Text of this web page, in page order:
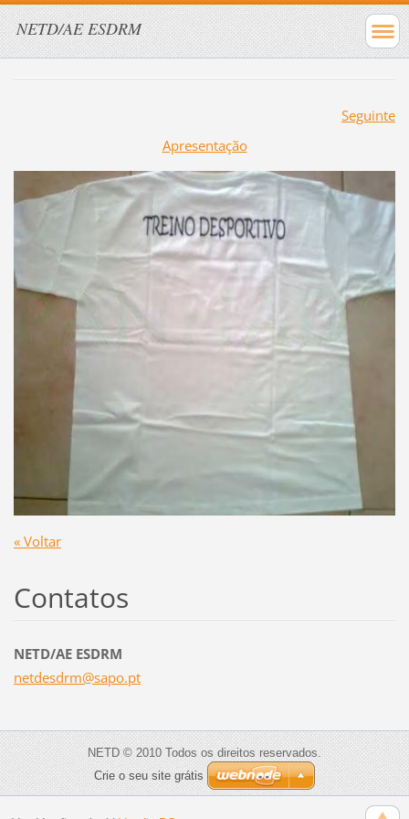
NETD/AE ESDRM
Seguinte
Apresentação
« Voltar
Contatos
NETD/AE ESDRM
netdesdrm@sapo.pt
NETD © 2010 Todos os direitos reservados.
Crie o seu site grátis